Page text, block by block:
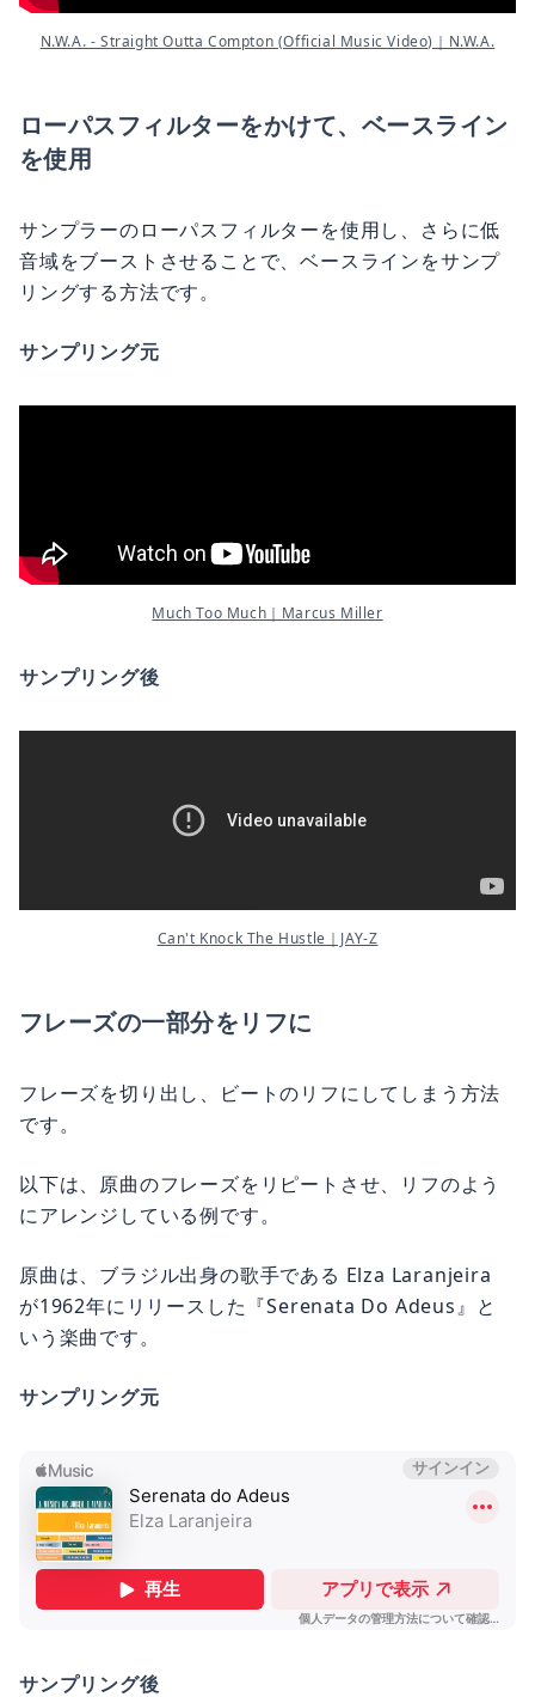
N.W.A. - Straight Outta Compton (Official Music Video)｜N.W.A.
ローパスフィルターをかけて、ベースライン
を使用
サンプラーのローパスフィルターを使用し、さらに低
音域をブーストさせることで、ベースラインをサンプ
リングする方法です。
サンプリング元
Much Too Much｜Marcus Miller
サンプリング後
Can't Knock The Hustle｜JAY-Z
フレーズの一部分をリフに
フレーズを切り出し、ビートのリフにしてしまう方法
です。
以下は、原曲のフレーズをリピートさせ、リフのよう
にアレンジしている例です。
原曲は、ブラジル出身の歌手である Elza Laranjeira
が1962年にリリースした『Serenata Do Adeus』と
いう楽曲です。
サンプリング元
サンプリング後